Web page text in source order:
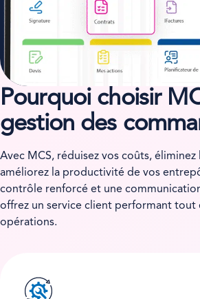
Pourquoi choisir
gestion des
Avec MCS, réduisez vos coûts, éliminez
améliorez la productivité de vos
contrôle renforcé et une
offrez un service client performant tout
opérations.